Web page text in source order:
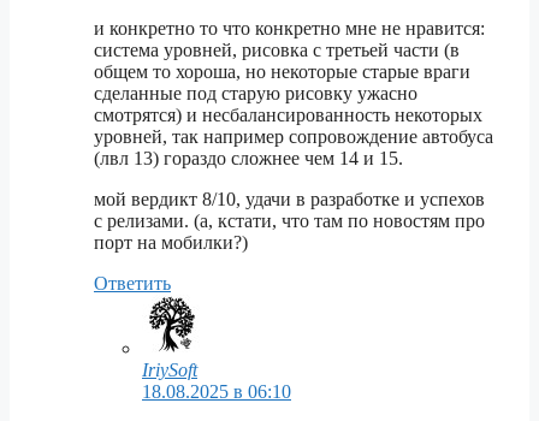
и конкретно то что конкретно мне не нравится:
система уровней, рисовка с третьей части (в
общем то хороша, но некоторые старые враги
сделанные под старую рисовку ужасно
смотрятся) и несбалансированность некоторых
уровней, так например сопровождение автобуса
(лвл 13) гораздо сложнее чем 14 и 15.
мой вердикт 8/10, удачи в разработке и успехов
с релизами. (а, кстати, что там по новостям про
порт на мобилки?)
Ответить
IriySoft
18.08.2025 в 06:10